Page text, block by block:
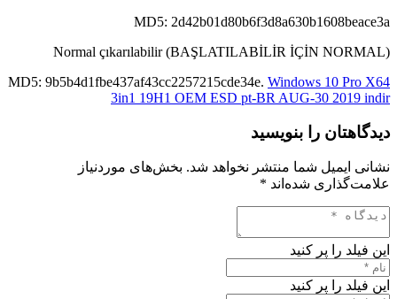
MD5: 2d42b01d80b6f3d8a630b1608beace3a
Normal çıkarılabilir (BAŞLATILABİLİR İÇİN NORMAL)
MD5: 9b5b4d1fbe437af43cc2257215cde34e. Windows 10 Pro X64
3in1 19H1 OEM ESD pt-BR AUG-30 2019 indir
دیدگاهتان را بنویسید
نشانی ایمیل شما منتشر نخواهد شد. بخش‌های موردنیاز
علامت‌گذاری شده‌اند *
این فیلد را پر کنید
این فیلد را پر کنید